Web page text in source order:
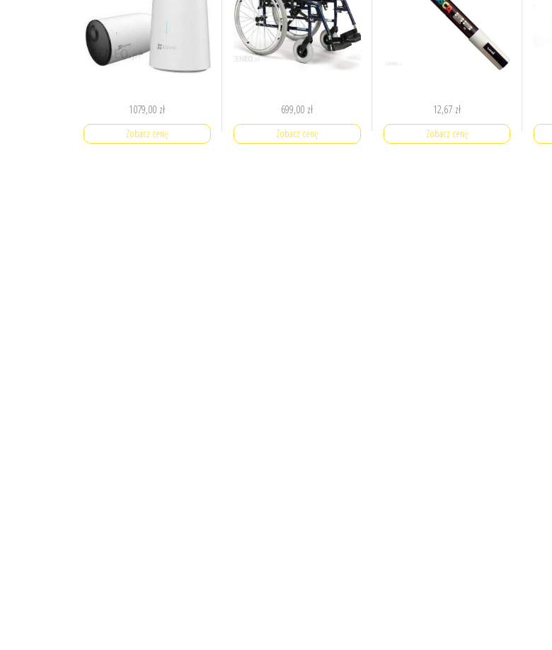
1079,00 zł
Zobacz cenę
699,00 zł
Zobacz cenę
12,67 zł
Zobacz cenę